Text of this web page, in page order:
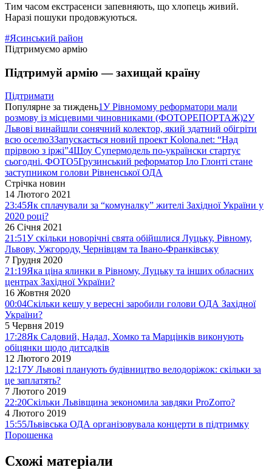
Тим часом екстрасенси запевняють, що хлопець живий.
Наразі пошуки продовжуються.
#Ясинський район
Підтримуємо армію
Підтримуй армію — захищай країну
Підтримати
Популярне за тиждень1У Рівномому реформатори мали
розмову із місцевими чиновниками (ФОТОРЕПОРТАЖ)2У
Львові винайшли сонячний колектор, який здатний обігріти
всю оселю3Запускається новий проект Kolona.net: “Над
прірвою з іржі”4Шоу Супермодель по-українски стартує
сьогодні. ФОТО5Грузинський реформатор Іло Глонті стане
заступником голови Рівненської ОДА
Стрічка новин
14 Лютого 2021
23:45Як сплачували за “комуналку” жителі Західної України у
2020 році?
26 Січня 2021
21:51У скільки новорічні свята обійшлися Луцьку, Рівному,
Львову, Ужгороду, Чернівцям та Івано-Франківську
7 Грудня 2020
21:19Яка ціна ялинки в Рівному, Луцьку та інших обласних
центрах Західної України?
16 Жовтня 2020
00:04Скільки кешу у вересні заробили голови ОДА Західної
України?
5 Червня 2019
17:28Як Садовий, Надал, Хомко та Марцінків виконують
обіцянки щодо дитсадків
12 Лютого 2019
12:17У Львові планують будівництво велодоріжок: скільки за
це заплатять?
7 Лютого 2019
22:20Скільки Львівщина зекономила завдяки ProZorro?
4 Лютого 2019
15:55Львівська ОДА організовувала концерти в підтримку
Порошенка
Схожі матеріали